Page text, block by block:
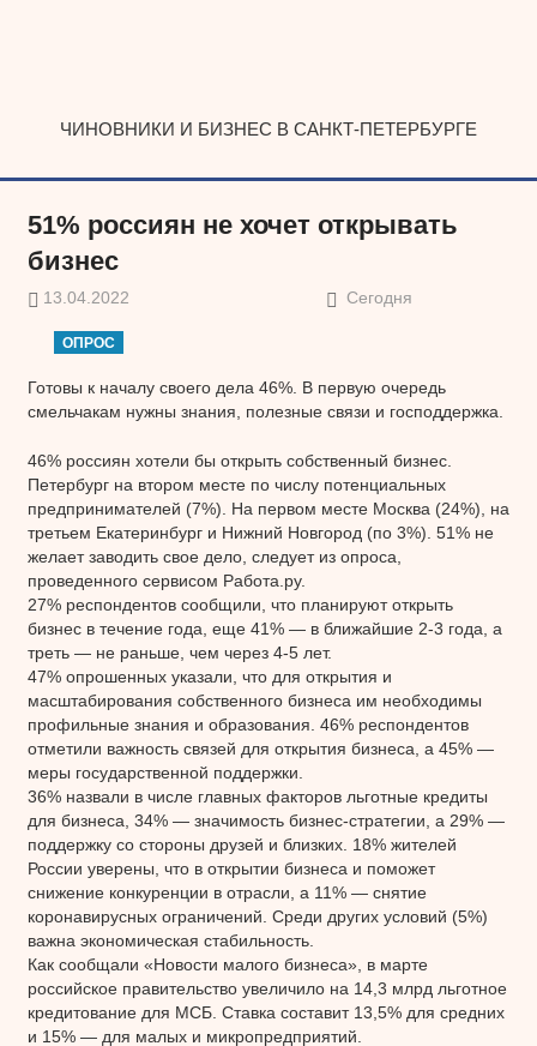
ЧИНОВНИКИ И БИЗНЕС В САНКТ-ПЕТЕРБУРГЕ
51% россиян не хочет открывать
бизнес
13.04.2022 Сегодня
ОПРОС
Готовы к началу своего дела 46%. В первую очередь
смельчакам нужны знания, полезные связи и господдержка.
46% россиян хотели бы открыть собственный бизнес.
Петербург на втором месте по числу потенциальных
предпринимателей (7%). На первом месте Москва (24%), на
третьем Екатеринбург и Нижний Новгород (по 3%). 51% не
желает заводить свое дело, следует из опроса,
проведенного сервисом Работа.ру.
27% респондентов сообщили, что планируют открыть
бизнес в течение года, еще 41% — в ближайшие 2-3 года, а
треть — не раньше, чем через 4-5 лет.
47% опрошенных указали, что для открытия и
масштабирования собственного бизнеса им необходимы
профильные знания и образования. 46% респондентов
отметили важность связей для открытия бизнеса, а 45% —
меры государственной поддержки.
36% назвали в числе главных факторов льготные кредиты
для бизнеса, 34% — значимость бизнес-стратегии, а 29% —
поддержку со стороны друзей и близких. 18% жителей
России уверены, что в открытии бизнеса и поможет
снижение конкуренции в отрасли, а 11% — снятие
коронавирусных ограничений. Среди других условий (5%)
важна экономическая стабильность.
Как сообщали «Новости малого бизнеса», в марте
российское правительство увеличило на 14,3 млрд льготное
кредитование для МСБ. Ставка составит 13,5% для средних
и 15% — для малых и микропредприятий.